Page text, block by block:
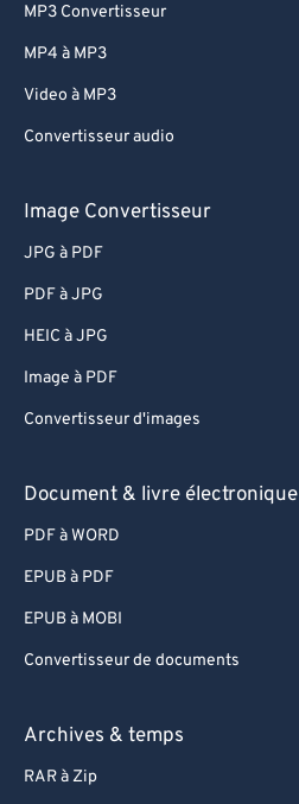
MP3 Convertisseur
MP4 à MP3
Video à MP3
Convertisseur audio
Image Convertisseur
JPG à PDF
PDF à JPG
HEIC à JPG
Image à PDF
Convertisseur d'images
Document & livre électronique
PDF à WORD
EPUB à PDF
EPUB à MOBI
Convertisseur de documents
Archives & temps
RAR à Zip